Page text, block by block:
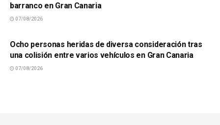
barranco en Gran Canaria
07/08/2026
Ocho personas heridas de diversa consideración tras
una colisión entre varios vehículos en Gran Canaria
07/08/2026